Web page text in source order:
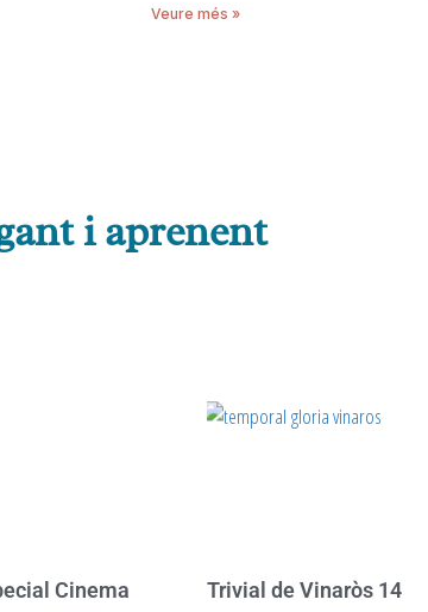
Veure més »
i aprenent
Cinema Trivial de Vinaròs 14